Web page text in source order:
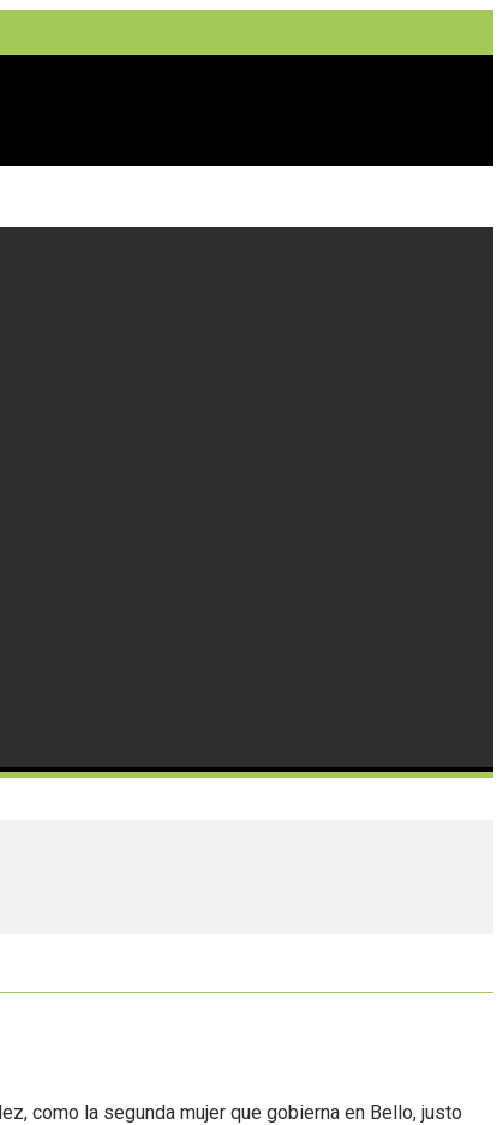
como la segunda mujer que gobierna en Bello, justo